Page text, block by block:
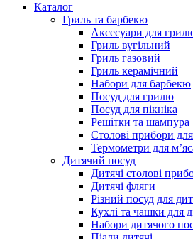
Каталог
Гриль та барбекю
Аксесуари для
Гриль вугільний
Гриль газовий
Гриль керамічний
Набори для барбекю
Посуд для грилю
Посуд для пікніка
Решітки та шампура
Столові прибори
Термометри для
Дитячий посуд
Дитячі столові
Дитячі фляги
Різний посуд для
Кухлі та чашки для
Набори дитячого